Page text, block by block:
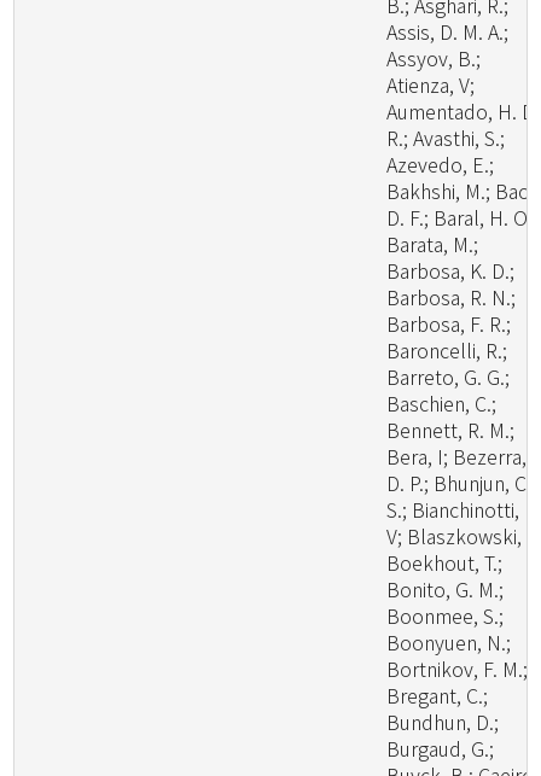
Assis, D. M. A.;
Assyov, B.;
Atienza, V;
Aumentado, H. D.
R.; Avasthi, S.;
Azevedo, E.;
Bakhshi, M.; Bao,
D. F.; Baral, H. O.;
Barata, M.;
Barbosa, K. D.;
Barbosa, R. N.;
Barbosa, F. R.;
Baroncelli, R.;
Barreto, G. G.;
Baschien, C.;
Bennett, R. M.;
Bera, I; Bezerra,
D. P.; Bhunjun, C.
S.; Bianchinotti,
V; Blaszkowski,
Boekhout, T.;
Bonito, G. M.;
Boonmee, S.;
Boonyuen, N.;
Bortnikov, F. M.;
Bregant, C.;
Bundhun, D.;
Burgaud, G.;